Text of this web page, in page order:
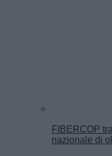
FIBERCOP
nazionale di